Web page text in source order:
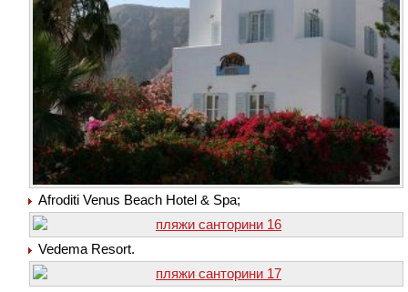
Afroditi Venus Beach Hotel & Spa;
Vedema Resort.